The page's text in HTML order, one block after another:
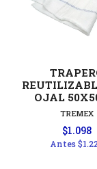
OJAL
TREMEX
$1.098
Antes